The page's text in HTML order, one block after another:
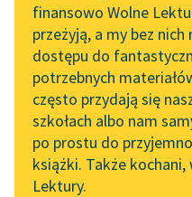
Zapraszamy na spotkanie
online z tłumaczkami
literatury skandynawskiej
Spotkanie z Katarzyną
Tunkiel w Oslo
102. lata temu zmarł
Joseph Conrad
finansowo Wolne
przeżyją, a my bez
dostępu do
potrzebnych
często przydają się
szkołach albo nam
po prostu do
książki. Także
Lektury.